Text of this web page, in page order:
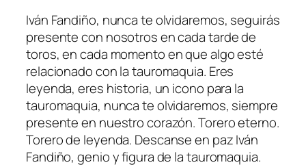
Iván Fandiño, nunca te olvidaremos, seguirás
presente con nosotros en cada tarde de
toros, en cada momento en que algo esté
relacionado con la tauromaquia. Eres
leyenda, eres historia, un icono para la
tauromaquia, nunca te olvidaremos, siempre
presente en nuestro corazón. Torero eterno.
Torero de leyenda. Descanse en paz Iván
Fandiño, genio y figura de la tauromaquia.